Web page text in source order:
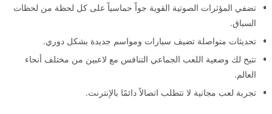
تضفي المؤثرات الصوتية القوية جواً حماسياً على كل لحظة من لحظات
السباق.
تحديثات متواصلة تضيف سيارات ومواسم جديدة بشكل دوري.
تتيح لك وضعية اللعب الجماعي التنافس مع لاعبين من مختلف أنحاء
العالم.
تجربة لعب مجانية لا تتطلب اتصالاً دائمًا بالإنترنت.